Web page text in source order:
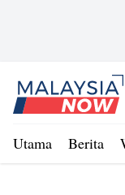
Home
Utama Berita